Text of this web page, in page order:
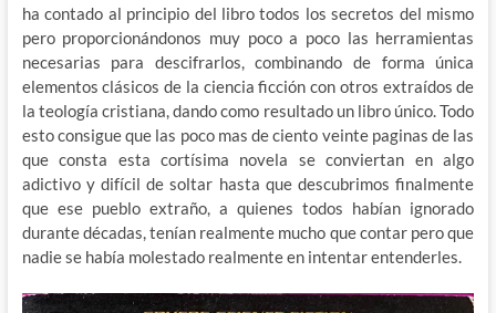
ha contado al principio del libro todos los secretos del mismo
pero proporcionándonos muy poco a poco las herramientas
necesarias para descifrarlos, combinando de forma única
elementos clásicos de la ciencia ficción con otros extraídos de
la teología cristiana, dando como resultado un libro único. Todo
esto consigue que las poco mas de ciento veinte paginas de las
que consta esta cortísima novela se conviertan en algo
adictivo y difícil de soltar hasta que descubrimos finalmente
que ese pueblo extraño, a quienes todos habían ignorado
durante décadas, tenían realmente mucho que contar pero que
nadie se había molestado realmente en intentar entenderles.